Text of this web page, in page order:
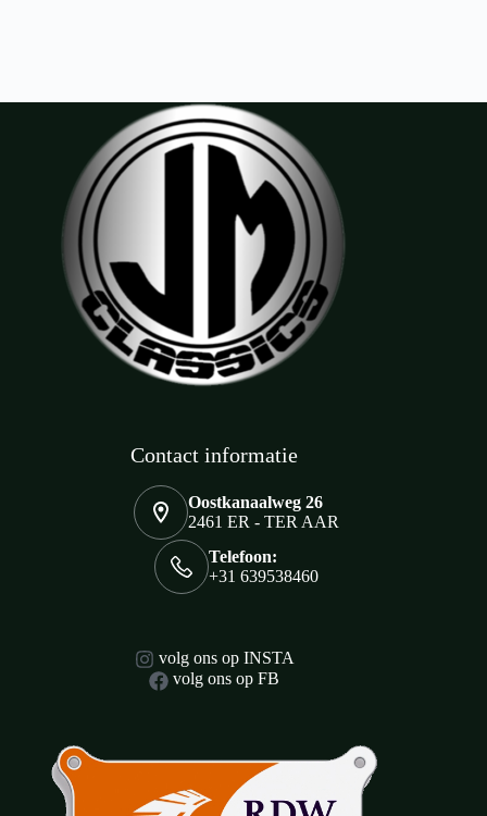
Contact informatie
Oostkanaalweg 26
2461 ER - TER AAR
Telefoon:
+31 639538460
volg ons op INSTA
volg ons op FB